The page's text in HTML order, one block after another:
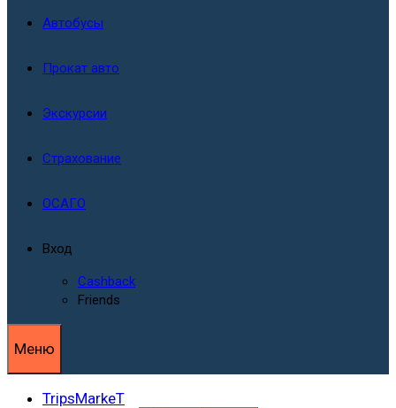
Автобусы
Прокат авто
Экскурсии
Страхование
ОСАГО
Вход
Cashback
Friends
Меню
TripsMarkeT